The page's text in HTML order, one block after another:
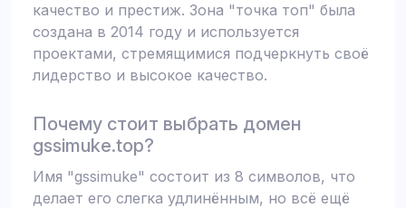
качество и престиж. Зона "точка топ" была
создана в 2014 году и используется
проектами, стремящимися подчеркнуть своё
лидерство и высокое качество.
Почему стоит выбрать домен
gssimuke.top?
Имя "gssimuke" состоит из 8 символов, что
делает его слегка удлинённым, но всё ещё